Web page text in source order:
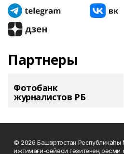
Партнеры
Фотобанк
журналистов РБ
© 2026 Башҡортостан
ижтимағи-сәйәси гәзитенең рәсми